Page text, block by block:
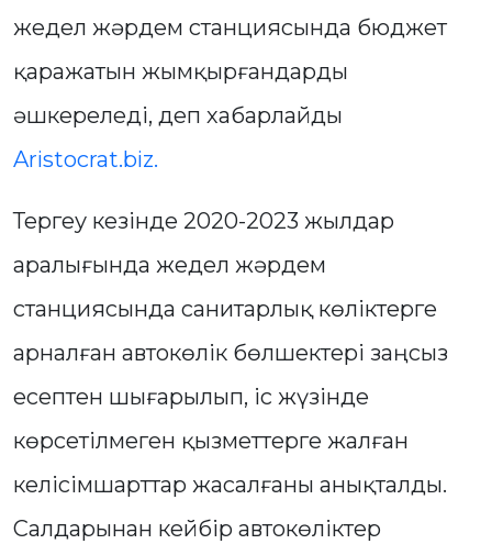
жедел жәрдем станциясында бюджет
қаражатын жымқырғандарды
әшкереледі, деп хабарлайды
Aristocrat.biz.
Тергеу кезінде 2020-2023 жылдар
аралығында жедел жәрдем
станциясында санитарлық көліктерге
арналған автокөлік бөлшектері заңсыз
есептен шығарылып, іс жүзінде
көрсетілмеген қызметтерге жалған
келісімшарттар жасалғаны анықталды.
Салдарынан кейбір автокөліктер